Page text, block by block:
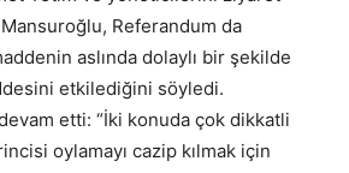
Referandum da
aslında dolaylı bir şekilde
etkilediğini söyledi.
etti: “İki konuda çok dikkatli
oylamayı cazip kılmak için